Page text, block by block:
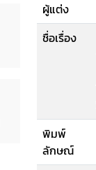
ผู้แต่ง
ชื่อเรื่อง
พิมพ์
ลักษณ์